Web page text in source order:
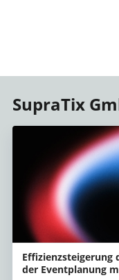
SupraTix
der Eventplanung